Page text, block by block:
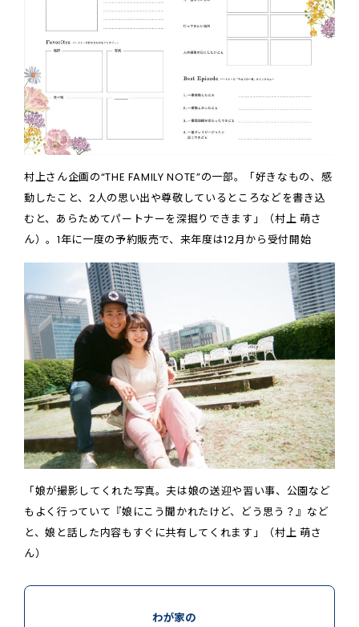
村上さん企画の“THE FAMILY NOTE”の一部。「好きなもの、感
動したこと、2人の思い出や尊敬しているところなどを書き込
むと、あらためてパートナーを深掘りできます」（村上 萌さ
ん）。1年に一度の予約販売で、来年度は12月から受付開始
「娘が撮影してくれた写真。夫は娘の送迎や習い事、公園など
もよく行っていて『娘にこう聞かれたけど、どう思う？』など
と、娘と話した内容もすぐに共有してくれます」（村上 萌さ
ん）
わが家の